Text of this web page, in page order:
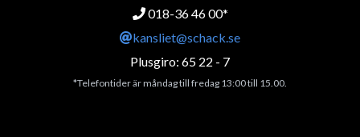
018-36 46 00*
kansliet@schack.se
Plusgiro: 65 22 - 7
*Telefontider är måndag till fredag 13:00 till 15.00.